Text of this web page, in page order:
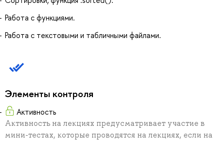
Работа с функциями.
Работа с текстовыми и табличными файлами.
Элементы контроля
Активность
Активность на лекциях предусматривает участие в
мини-тестах, которые проводятся на лекциях, если на